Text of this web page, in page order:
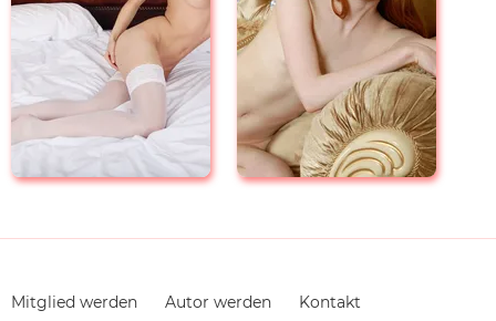
Navigation
Mitglied werden Autor werden Kontakt